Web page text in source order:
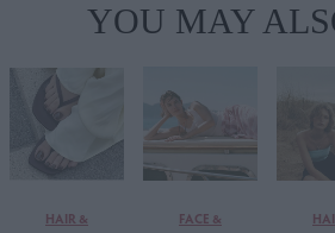
YOU MAY
HAIR &
FACE &